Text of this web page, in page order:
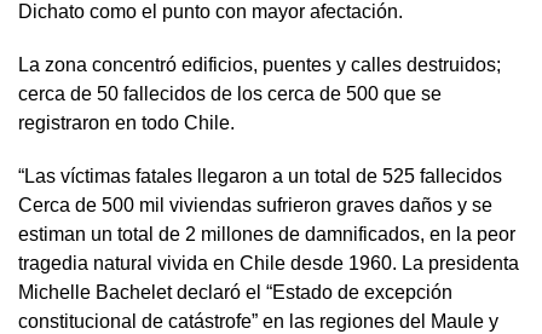
Dichato como el punto con mayor afectación.
La zona concentró edificios, puentes y calles destruidos;
cerca de 50 fallecidos de los cerca de 500 que se
registraron en todo Chile.
“Las víctimas fatales llegaron a un total de 525 fallecidos
Cerca de 500 mil viviendas sufrieron graves daños y se
estiman un total de 2 millones de damnificados, en la peor
tragedia natural vivida en Chile desde 1960. La presidenta
Michelle Bachelet declaró el “Estado de excepción
constitucional de catástrofe” en las regiones del Maule y